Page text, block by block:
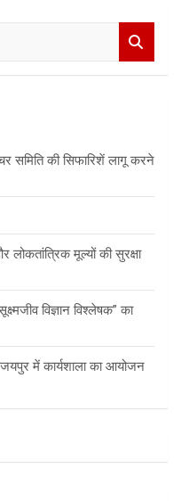
समिति की सिफारिशें लागू करने
मूल्यों की सुरक्षा
विज्ञान विश्लेषक” का
में कार्यशाला का आयोजन